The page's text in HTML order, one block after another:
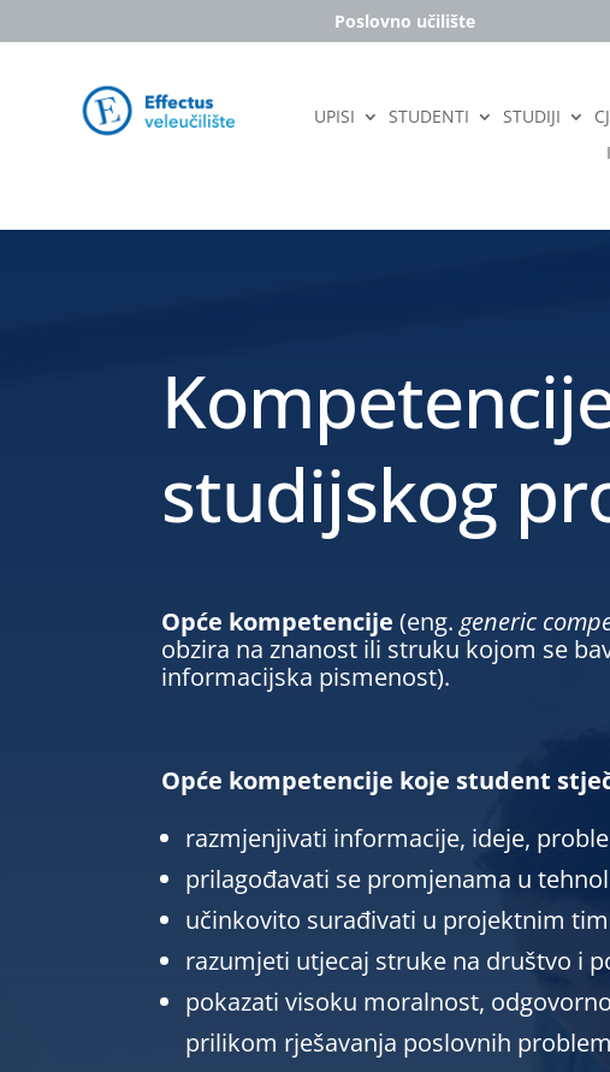
Poslovno učilište
UPISI STUDENTI STUDIJI
studijskog
Opće kompetencije (eng.generic
obzira na znanost ili struku kojom se
informacijska pismenost).
Opće kompetencije koje student
razmjenjivati informacije, ideje,
prilagođavati se promjenama u
učinkovito surađivati u projektnim
razumjeti utjecaj struke na društvo i
pokazati visoku moralnost,
prilikom rješavanja poslovnih